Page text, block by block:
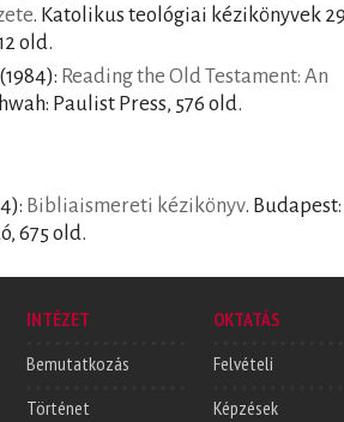
. Katolikus teológiai kézikönyvek
old.
(1984): Reading the Old Testament: An
Paulist Press, 576 old.
Bibliaismereti kézikönyv. Budapest:
675 old.
INTÉZET
Bemutatkozás
Történet
OKTATÁS
Felvételi
Képzések